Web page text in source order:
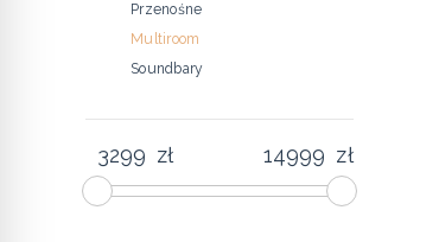
Przenośne
Multiroom
Soundbary
zł zł